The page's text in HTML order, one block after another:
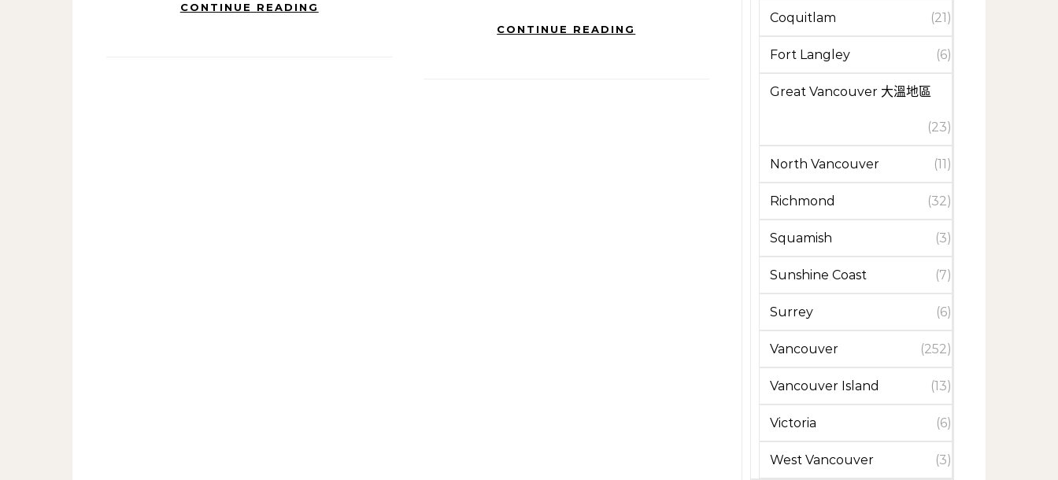
CONTINUE READING
CONTINUE READING
Coquitlam (21)
Fort Langley (6)
Great Vancouver 大溫地區
(23)
North Vancouver (11)
Richmond (32)
Squamish (3)
Sunshine Coast (7)
Surrey (6)
Vancouver (252)
Vancouver Island (13)
Victoria (6)
West Vancouver (3)